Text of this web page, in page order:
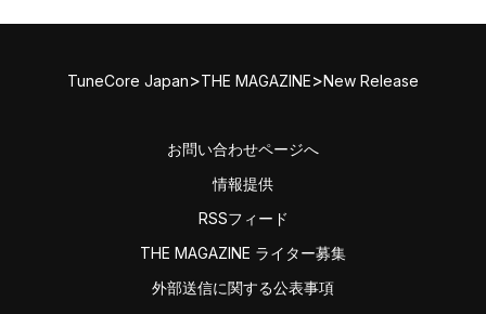
TuneCore Japan>THE MAGAZINE>New Release
お問い合わせページへ
情報提供
RSSフィード
THE MAGAZINE ライター募集
外部送信に関する公表事項